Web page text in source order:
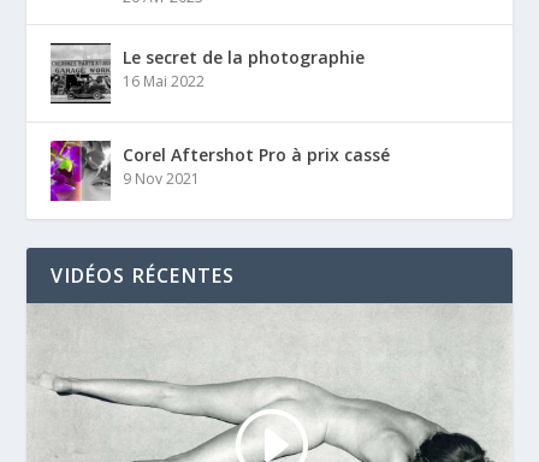
Le secret de la photographie
16 Mai 2022
Corel Aftershot Pro à prix cassé
9 Nov 2021
VIDÉOS RÉCENTES